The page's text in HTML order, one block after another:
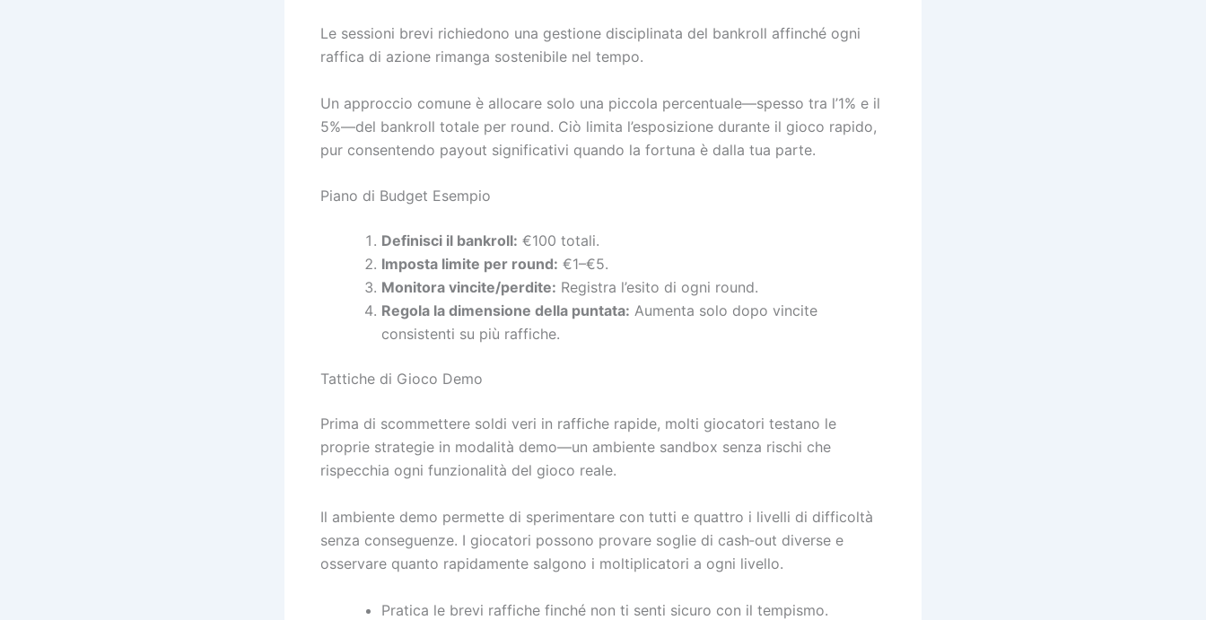
Le sessioni brevi richiedono una gestione disciplinata del bankroll affinché ogni
raffica di azione rimanga sostenibile nel tempo.
Un approccio comune è allocare solo una piccola percentuale—spesso tra l’1% e il
5%—del bankroll totale per round. Ciò limita l’esposizione durante il gioco rapido,
pur consentendo payout significativi quando la fortuna è dalla tua parte.
Piano di Budget Esempio
Definisci il bankroll: €100 totali.
Imposta limite per round: €1–€5.
Monitora vincite/perdite: Registra l’esito di ogni round.
Regola la dimensione della puntata: Aumenta solo dopo vincite
consistenti su più raffiche.
Tattiche di Gioco Demo
Prima di scommettere soldi veri in raffiche rapide, molti giocatori testano le
proprie strategie in modalità demo—un ambiente sandbox senza rischi che
rispecchia ogni funzionalità del gioco reale.
Il ambiente demo permette di sperimentare con tutti e quattro i livelli di difficoltà
senza conseguenze. I giocatori possono provare soglie di cash‑out diverse e
osservare quanto rapidamente salgono i moltiplicatori a ogni livello.
Pratica le brevi raffiche finché non ti senti sicuro con il tempismo.